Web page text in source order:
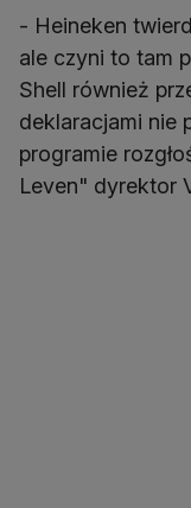
- Heineken
ale czyni to tam
Shell również
deklaracjami nie
programie
Leven" dyrektor